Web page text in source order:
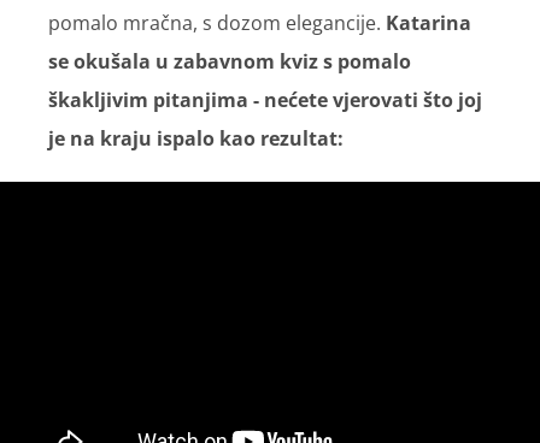
pomalo mračna, s dozom elegancije. Katarina
se okušala u zabavnom kviz s pomalo
škakljivim pitanjima - nećete vjerovati što joj
je na kraju ispalo kao rezultat: